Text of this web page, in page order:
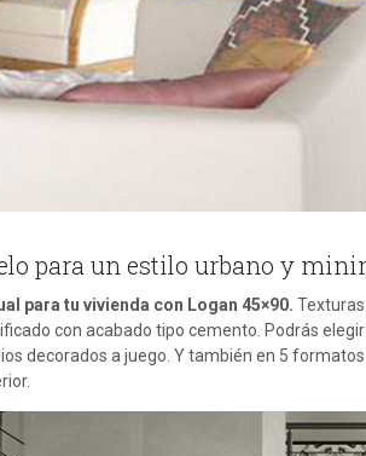
para un estilo urbano y
para tu vivienda con Logan 45×90.
con acabado tipo cemento. Podrás
decorados a juego. Y también en 5